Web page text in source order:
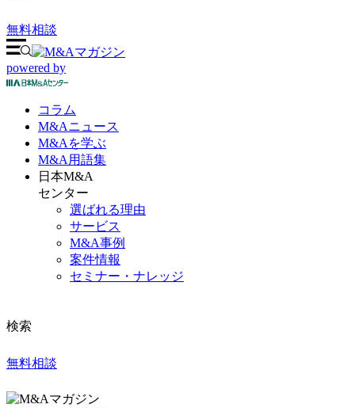
無料相談
powered by
コラム
M&Aニュース
M&Aを学ぶ
M&A 用語集
日本M&A
センター
選ばれる理由
サービス
M&A事例
案件情報
セミナー・ナレッジ
検索
無料相談